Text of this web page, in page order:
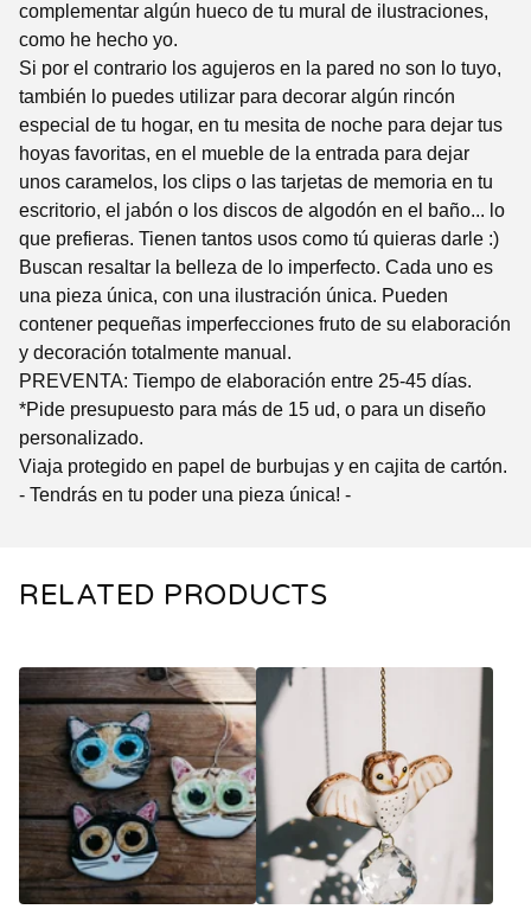
complementar algún hueco de tu mural de ilustraciones,
como he hecho yo.
Si por el contrario los agujeros en la pared no son lo tuyo,
también lo puedes utilizar para decorar algún rincón
especial de tu hogar, en tu mesita de noche para dejar tus
hoyas favoritas, en el mueble de la entrada para dejar
unos caramelos, los clips o las tarjetas de memoria en tu
escritorio, el jabón o los discos de algodón en el baño... lo
que prefieras. Tienen tantos usos como tú quieras darle :)
Buscan resaltar la belleza de lo imperfecto. Cada uno es
una pieza única, con una ilustración única. Pueden
contener pequeñas imperfecciones fruto de su elaboración
y decoración totalmente manual.
PREVENTA: Tiempo de elaboración entre 25-45 días.
*Pide presupuesto para más de 15 ud, o para un diseño
personalizado.
Viaja protegido en papel de burbujas y en cajita de cartón.
- Tendrás en tu poder una pieza única! -
RELATED PRODUCTS